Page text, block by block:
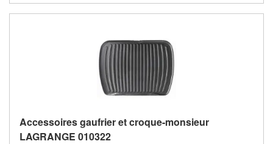
Accessoires gaufrier et croque-monsieur
LAGRANGE 010322